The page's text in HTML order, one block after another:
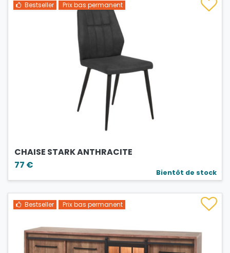
Bestseller Prix bas permanent
CHAISE STARK ANTHRACITE
77 €
Bientôt de stock
Bestseller Prix bas permanent